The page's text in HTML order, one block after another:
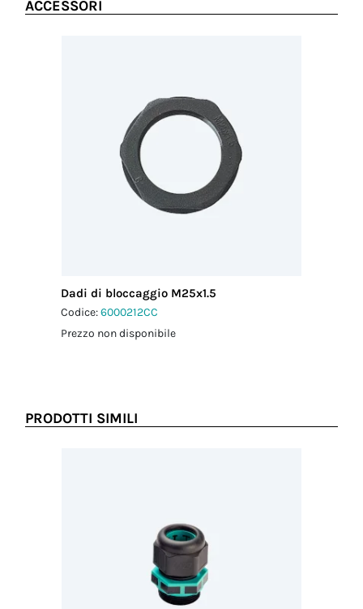
ACCESSORI
Dadi di bloccaggio M25x1.5
Codice:6000212CC
Prezzo non disponibile
PRODOTTI SIMILI